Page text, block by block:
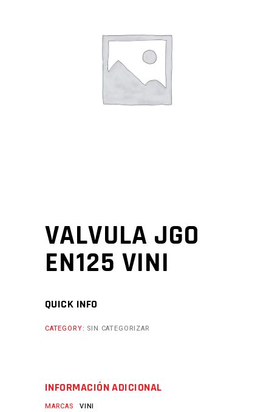
VALVULA JGO
EN125 VINI
QUICK INFO
CATEGORY: SIN CATEGORIZAR
INFORMACIÓN ADICIONAL
MARCAS VINI